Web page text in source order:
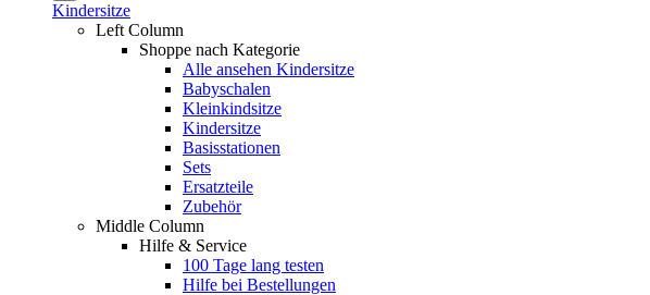
Kindersitze
Left Column
Shoppe nach Kategorie
Alle ansehen Kindersitze
Babyschalen
Kleinkindsitze
Kindersitze
Basisstationen
Sets
Ersatzteile
Zubehör
Middle Column
Hilfe & Service
100 Tage lang testen
Hilfe bei Bestellungen